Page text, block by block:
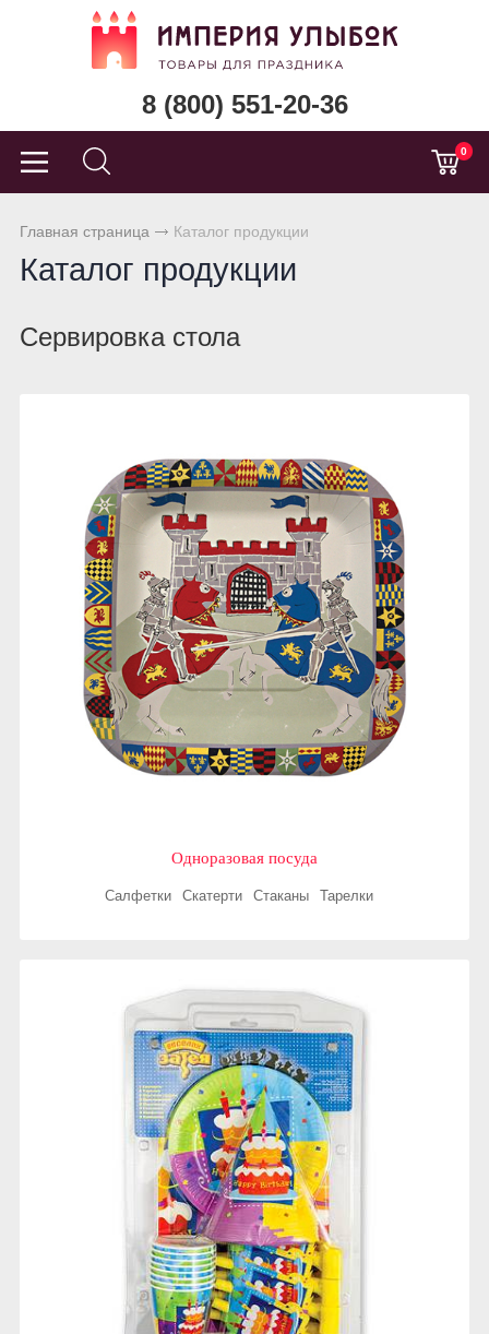
8 (800) 551-20-36
0
Главная страница Каталог продукции
Каталог продукции
Сервировка стола
Одноразовая посуда
Салфетки Скатерти Стаканы Тарелки